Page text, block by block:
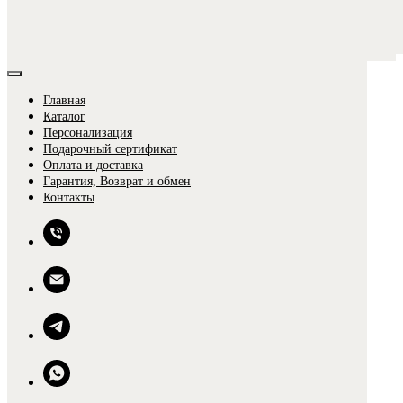
Главная
Каталог
Персонализация
Подарочный сертификат
Оплата и доставка
Гарантия, Возврат и обмен
Контакты